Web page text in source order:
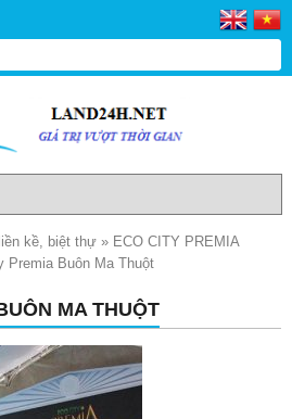
kề, biệt thự » ECO CITY PREMIA
Premia Buôn Ma Thuột
MA THUỘT